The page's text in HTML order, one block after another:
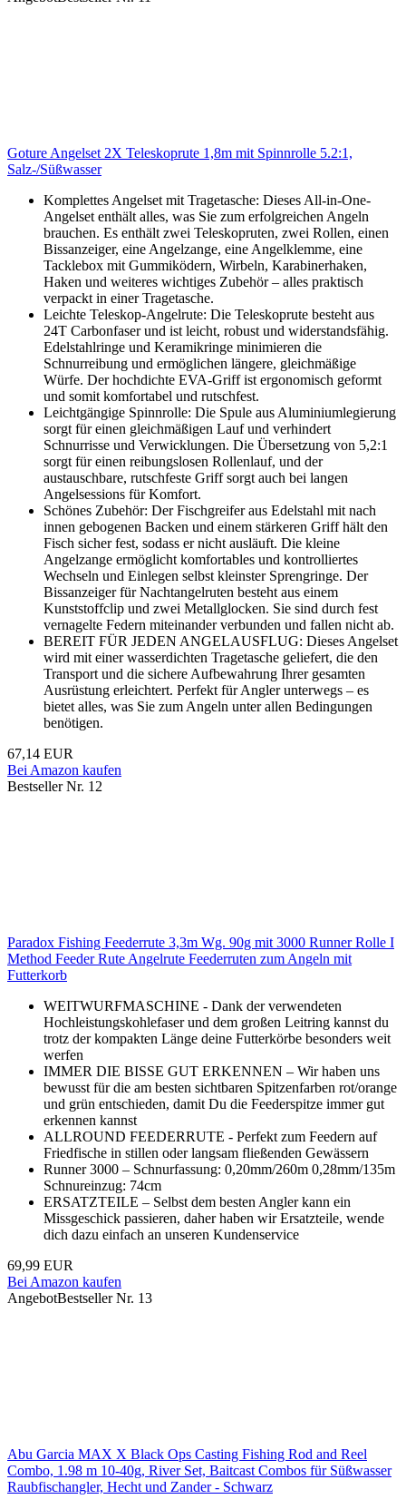
Goture Angelset 2X Teleskoprute 1,8m mit Spinnrolle 5.2:1,
Salz-/Süßwasser
Komplettes Angelset mit Tragetasche: Dieses All-in-One-
Angelset enthält alles, was Sie zum erfolgreichen Angeln
brauchen. Es enthält zwei Teleskopruten, zwei Rollen, einen
Bissanzeiger, eine Angelzange, eine Angelklemme, eine
Tacklebox mit Gummiködern, Wirbeln, Karabinerhaken,
Haken und weiteres wichtiges Zubehör – alles praktisch
verpackt in einer Tragetasche.
Leichte Teleskop-Angelrute: Die Teleskoprute besteht aus
24T Carbonfaser und ist leicht, robust und widerstandsfähig.
Edelstahlringe und Keramikringe minimieren die
Schnurreibung und ermöglichen längere, gleichmäßige
Würfe. Der hochdichte EVA-Griff ist ergonomisch geformt
und somit komfortabel und rutschfest.
Leichtgängige Spinnrolle: Die Spule aus Aluminiumlegierung
sorgt für einen gleichmäßigen Lauf und verhindert
Schnurrisse und Verwicklungen. Die Übersetzung von 5,2:1
sorgt für einen reibungslosen Rollenlauf, und der
austauschbare, rutschfeste Griff sorgt auch bei langen
Angelsessions für Komfort.
Schönes Zubehör: Der Fischgreifer aus Edelstahl mit nach
innen gebogenen Backen und einem stärkeren Griff hält den
Fisch sicher fest, sodass er nicht ausläuft. Die kleine
Angelzange ermöglicht komfortables und kontrolliertes
Wechseln und Einlegen selbst kleinster Sprengringe. Der
Bissanzeiger für Nachtangelruten besteht aus einem
Kunststoffclip und zwei Metallglocken. Sie sind durch fest
vernagelte Federn miteinander verbunden und fallen nicht ab.
BEREIT FÜR JEDEN ANGELAUSFLUG: Dieses Angelset
wird mit einer wasserdichten Tragetasche geliefert, die den
Transport und die sichere Aufbewahrung Ihrer gesamten
Ausrüstung erleichtert. Perfekt für Angler unterwegs – es
bietet alles, was Sie zum Angeln unter allen Bedingungen
benötigen.
67,14 EUR
Bei Amazon kaufen
Bestseller Nr. 12
Paradox Fishing Feederrute 3,3m Wg. 90g mit 3000 Runner Rolle I
Method Feeder Rute Angelrute Feederruten zum Angeln mit
Futterkorb
WEITWURFMASCHINE - Dank der verwendeten
Hochleistungskohlefaser und dem großen Leitring kannst du
trotz der kompakten Länge deine Futterkörbe besonders weit
werfen
IMMER DIE BISSE GUT ERKENNEN – Wir haben uns
bewusst für die am besten sichtbaren Spitzenfarben rot/orange
und grün entschieden, damit Du die Feederspitze immer gut
erkennen kannst
ALLROUND FEEDERRUTE - Perfekt zum Feedern auf
Friedfische in stillen oder langsam fließenden Gewässern
Runner 3000 – Schnurfassung: 0,20mm/260m 0,28mm/135m
Schnureinzug: 74cm
ERSATZTEILE – Selbst dem besten Angler kann ein
Missgeschick passieren, daher haben wir Ersatzteile, wende
dich dazu einfach an unseren Kundenservice
69,99 EUR
Bei Amazon kaufen
AngebotBestseller Nr. 13
Abu Garcia MAX X Black Ops Casting Fishing Rod and Reel
Combo, 1.98 m 10-40g, River Set, Baitcast Combos für Süßwasser
Raubfischangler, Hecht und Zander - Schwarz